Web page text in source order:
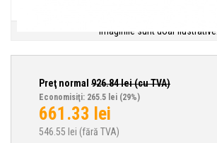
Imaginile sunt doar ilustrative.
Preţ normal 926.84lei (cu TVA)
Economisiţi: 265.5 lei (29%)
661.33 lei
546.55 lei (fără TVA)